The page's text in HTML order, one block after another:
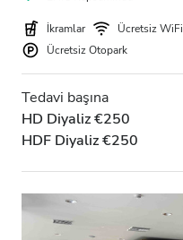
İkramlar Ücretsiz WiFi
Ücretsiz Otopark
Tedavi başına
HD Diyaliz €250
HDF Diyaliz €250